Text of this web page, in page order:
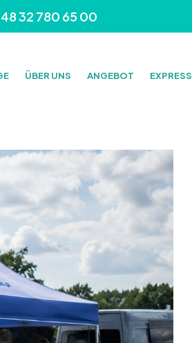
32 780 65 00
ÜBER UNS ANGEBOT EXPRESS